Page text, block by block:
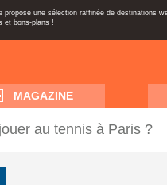
une sélection raffinée de destinations
et bons-plans !
MAGAZINE
au tennis à Paris ?